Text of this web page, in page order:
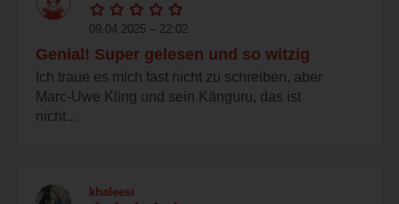
09.04.2025 – 22:02
Genial! Super gelesen und so witzig
Ich traue es mich fast nicht zu schreiben, aber
Marc-Uwe Kling und sein Känguru, das ist
nicht...
khaleesi